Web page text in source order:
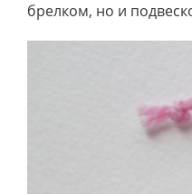
брелком, но и